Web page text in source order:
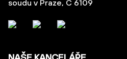
soudu v Praze, C 6109